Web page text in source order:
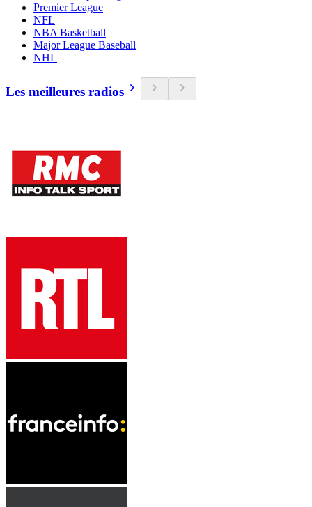
Premier League
NFL
NBA Basketball
Major League Baseball
NHL
Les meilleures radios